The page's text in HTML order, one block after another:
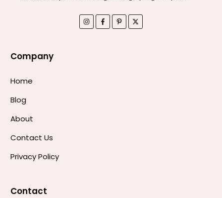
Company
Home
Blog
About
Contact Us
Privacy Policy
Contact